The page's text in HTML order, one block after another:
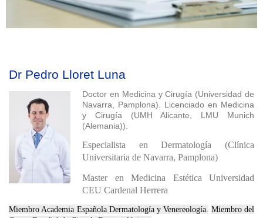
Dr Pedro Lloret Luna
Doctor en Medicina y Cirugía (Universidad de
Navarra, Pamplona). Licenciado en Medicina
y Cirugía (UMH Alicante, LMU Munich
(Alemania)).
Especialista en Dermatología (Clínica
Universitaria de Navarra, Pamplona)
Master en Medicina Estética Universidad
CEU Cardenal Herrera
Miembro Academia Española Dermatología y Venereología. Miembro del